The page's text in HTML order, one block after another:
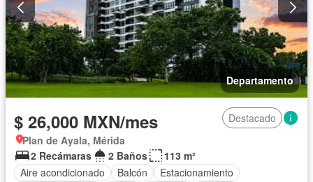
Departamento
$ 26,000 MXN/mes
Destacado
Plan de Ayala, Mérida
2 Recámaras
2 Baños
113 m²
Aire acondicionado
Balcón
Estacionamiento